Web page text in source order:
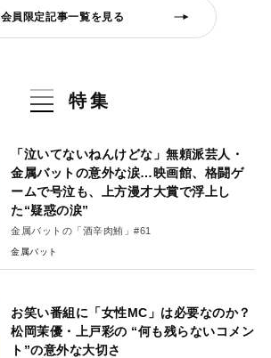
会員限定記事一覧を見る
特集
「泣いてないねんけどな」無頼派芸人・
金属バットの意外な涙…映画館、格闘ゲ
ームで号泣も、上方漫才大賞で浮上し
た“疑惑の涙”
金属バットの「酒辛肉鮪」#61
金属バット
お笑い番組に「女性MC」は必要なのか？
松岡茉優・上戸彩の “何も残らないコメン
ト”の意外な大切さ